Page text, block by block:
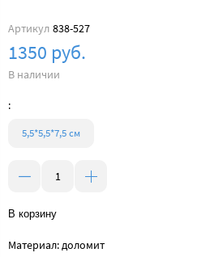
Артикул 838-527
1350 руб.
В наличии
:
5,5*5,5*7,5 см
В корзину
Материал: доломит